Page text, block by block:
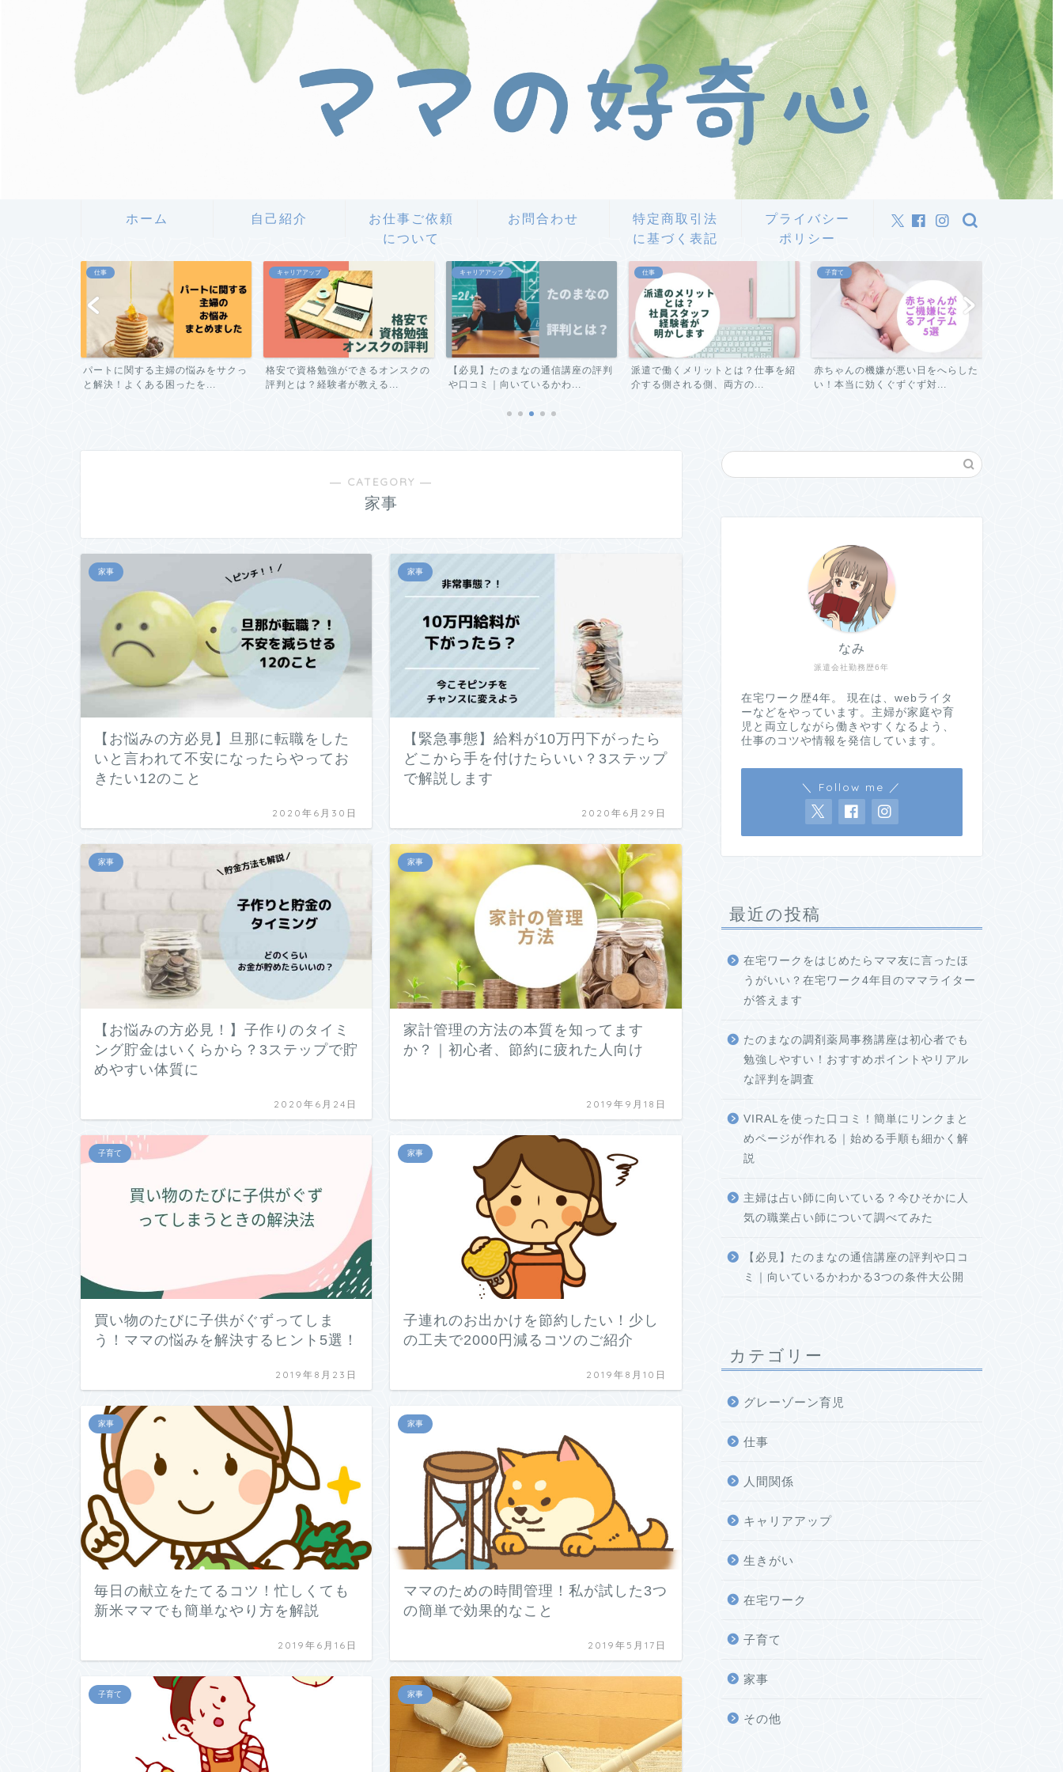
ホーム 自己紹介
お仕事ご依頼
について
お問合わせ
特定商取引法
に基づく表記
プライバシー
ポリシー
仕事
パートに関する主婦の悩みをサクっ
と解決！よくある困ったを...
キャリアアップ
格安で資格勉強ができるオンスクの
評判とは？経験者が教える...
キャリアアップ
【必見】たのまなの通信講座の評判
や口コミ｜向いているかわ...
仕事
派遣で働くメリットとは？仕事を紹
介する側される側、両方の...
子育て
赤ちゃんの機嫌が悪い日をへらした
い！本当に効くぐずぐず対...
― CATEGORY ―
家事
家事
【お悩みの方必見】旦那に転職をした
いと言われて不安になったらやってお
きたい12のこと
2020年6月30日
家事
【緊急事態】給料が10万円下がったら
どこから手を付けたらいい？3ステップ
で解説します
2020年6月29日
家事
【お悩みの方必見！】子作りのタイミ
ング貯金はいくらから？3ステップで貯
めやすい体質に
2020年6月24日
家事
家計管理の方法の本質を知ってます
か？｜初心者、節約に疲れた人向け
2019年9月18日
子育て
買い物のたびに子供がぐずってしま
う！ママの悩みを解決するヒント5選！
2019年8月23日
家事
子連れのお出かけを節約したい！少し
の工夫で2000円減るコツのご紹介
2019年8月10日
家事
毎日の献立をたてるコツ！忙しくても
新米ママでも簡単なやり方を解説
2019年6月16日
家事
ママのための時間管理！私が試した3つ
の簡単で効果的なこと
2019年5月17日
子育て 家事
派遣会社勤務歴6年
なみ
在宅ワーク歴4年。 現在は、webライタ
ーなどをやっています。主婦が家庭や育
児と両立しながら働きやすくなるよう、
仕事のコツや情報を発信しています。
＼ Follow me ／
最近の投稿
在宅ワークをはじめたらママ友に言ったほ
うがいい？在宅ワーク4年目のママライター
が答えます
たのまなの調剤薬局事務講座は初心者でも
勉強しやすい！おすすめポイントやリアル
な評判を調査
VIRALを使った口コミ！簡単にリンクまと
めページが作れる｜始める手順も細かく解
説
主婦は占い師に向いている？今ひそかに人
気の職業占い師について調べてみた
【必見】たのまなの通信講座の評判や口コ
ミ｜向いているかわかる3つの条件大公開
カテゴリー
グレーゾーン育児
仕事
人間関係
キャリアアップ
生きがい
在宅ワーク
子育て
家事
その他